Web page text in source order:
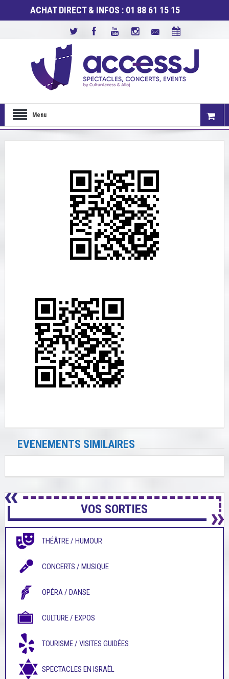
ACHAT DIRECT & INFOS : 01 88 61 15 15
Menu
EVÉNEMENTS SIMILAIRES
VOS SORTIES
THÉÂTRE / HUMOUR
CONCERTS / MUSIQUE
OPÉRA / DANSE
CULTURE / EXPOS
TOURISME / VISITES GUIDÉES
SPECTACLES EN ISRAËL